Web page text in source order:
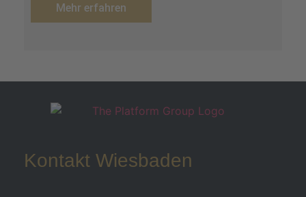
Mehr erfahren
Kontakt Wiesbaden